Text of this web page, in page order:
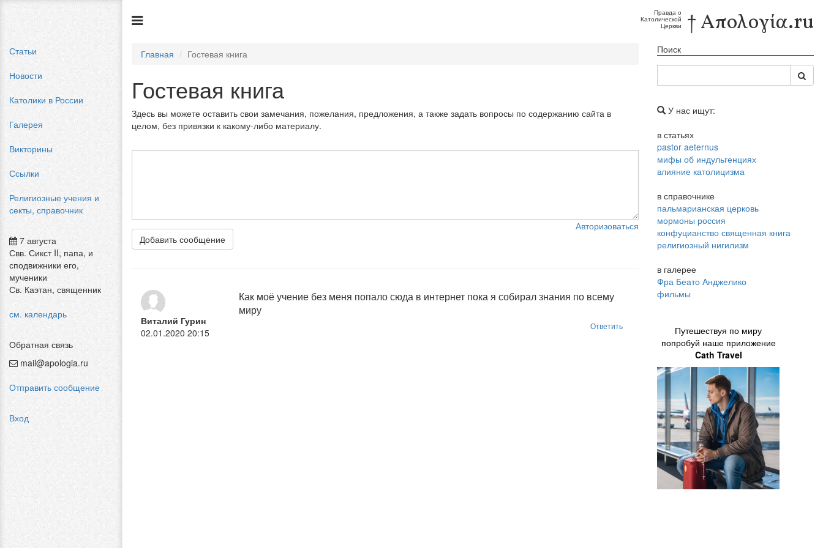
Статьи
Новости
Католики в России
Галерея
Викторины
Ссылки
Религиозные учения и
секты, справочник
7 августа
Свв. Сикст II, папа, и
сподвижники его,
мученики
Св. Каэтан, священник
см. календарь
Обратная связь
mail@apologia.ru
Отправить сообщение
Вход
Правда о
Католической
Церкви † Απολογία.ru
Главная Гостевая книга
Гостевая книга
Здесь вы можете оставить свои замечания, пожелания, предложения, а также задать вопросы по содержанию сайта в
целом, без привязки к какому-либо материалу.
Авторизоваться
Добавить сообщение
Виталий Гурин
02.01.2020 20:15
Как моё учение без меня попало сюда в интернет пока я собирал знания по всему
миру
Ответить
Поиск
У нас ищут:
в статьях
pastor aeternus
мифы об индульгенциях
влияние католицизма
в справочнике
пальмарианская церковь
мормоны россия
конфуцианство священная книга
религиозный нигилизм
в галерее
Фра Беато Анджелико
фильмы
Путешествуя по миру
попробуй наше приложение
Cath Travel